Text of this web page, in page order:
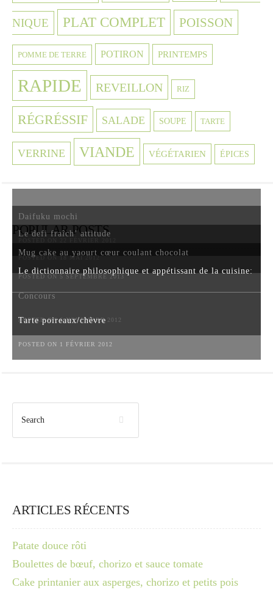
NIQUE PLAT COMPLET POISSON
POMME DE TERRE POTIRON PRINTEMPS
RAPIDE REVEILLON RIZ
RÉGRÉSSIF SALADE SOUPE TARTE
VERRINE VIANDE VÉGÉTARIEN ÉPICES
POPULAR POSTS
Daifuku mochi
Le defi fraîch’ attitude
POSTED ON 18 MAI 2012
Mug cake au yaourt cœur coulant chocolat
POSTED ON 5 SEPTEMBRE 2013
Le dictionnaire philosophique et appétissant de la cuisine:
Concours
POSTED ON 6 NOVEMBRE 2012
Tarte poireaux/chèvre
POSTED ON 1 FÉVRIER 2012
ARTICLES RÉCENTS
Patate douce rôti
Boulettes de bœuf, chorizo et sauce tomate
Cake printanier aux asperges, chorizo et petits pois